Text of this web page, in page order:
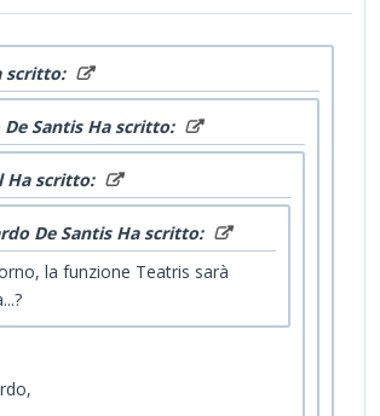
scritto:
De Santis Ha scritto:
Ha scritto:
De Santis Ha scritto:
la funzione Teatris sarà